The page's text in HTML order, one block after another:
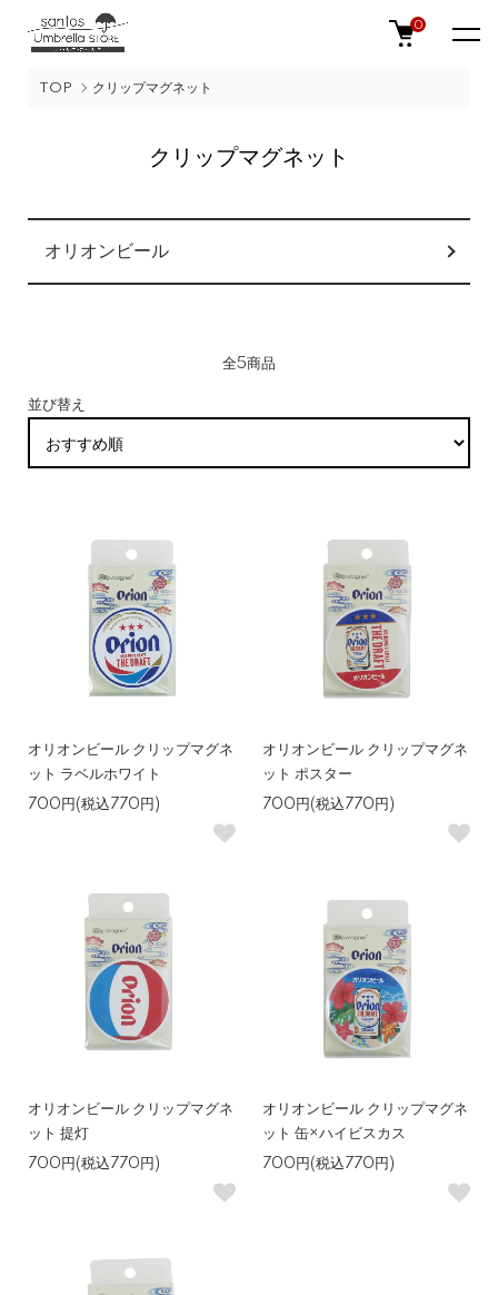
0
TOP クリップマグネット
クリップマグネット
カテゴリー一覧
オリオンビール
全5商品
並び替え
オリオンビール クリップマグネ
ット ラベルホワイト
700円(税込770円)
オリオンビール クリップマグネ
ット ポスター
700円(税込770円)
オリオンビール クリップマグネ
ット 提灯
700円(税込770円)
オリオンビール クリップマグネ
ット 缶×ハイビスカス
700円(税込770円)